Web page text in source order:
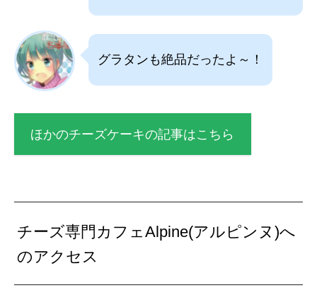
グラタンも絶品だったよ～！
ほかのチーズケーキの記事はこちら
チーズ専門カフェAlpine(アルピンヌ)へ
のアクセス